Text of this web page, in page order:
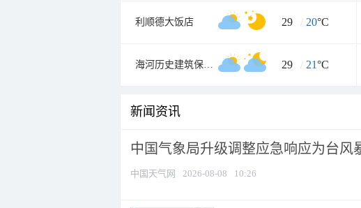
利顺德大饭店 29 / 20°C
海河历史建筑保护展览馆 29 / 21°C
新闻资讯
中国气象局升级调整应急响应为台风
中国天气网 2026-08-08 10:26